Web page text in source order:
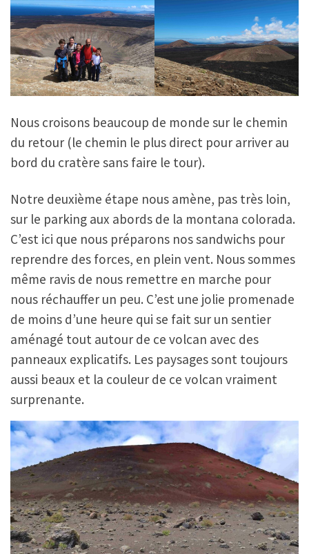
Nous croisons beaucoup de monde sur le chemin
du retour (le chemin le plus direct pour arriver au
bord du cratère sans faire le tour).
Notre deuxième étape nous amène, pas très loin,
sur le parking aux abords de la montana colorada.
C’est ici que nous préparons nos sandwichs pour
reprendre des forces, en plein vent. Nous sommes
même ravis de nous remettre en marche pour
nous réchauffer un peu. C’est une jolie promenade
de moins d’une heure qui se fait sur un sentier
aménagé tout autour de ce volcan avec des
panneaux explicatifs. Les paysages sont toujours
aussi beaux et la couleur de ce volcan vraiment
surprenante.